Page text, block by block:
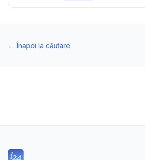
←Înapoi la căutare